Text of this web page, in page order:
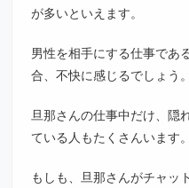
が多いといえます。
男性を相手にする仕事であ
合、不快に感じるでしょう。
旦那さんの仕事中だけ、隠
ている人もたくさんいます。
もしも、旦那さんがチャッ